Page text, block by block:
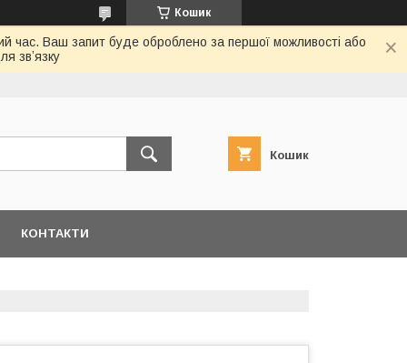
Кошик
час. Ваш запит буде оброблено за першої можливості або
звʼязку
Кошик
КОНТАКТИ